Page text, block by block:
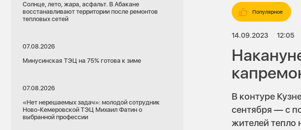
Солнце, лето, жара, асфальт. В Абакане
восстанавливают территории после ремонтов
тепловых сетей
07.08.2026
Минусинская ТЭЦ на 75% готова к зиме
07.08.2026
«Нет нерешаемых задач»: молодой сотрудник
Ново-Кемеровской ТЭЦ Михаил Фатин о
выбранной профессии
Популярное
14.09.2023 12:05
В контуре
сентября — с
жителей тепло